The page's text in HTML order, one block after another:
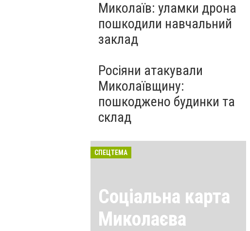
Миколаїв: уламки дрона
пошкодили навчальний
заклад
Росіяни атакували
Миколаївщину:
пошкоджено будинки та
склад
СПЕЦТЕМА
Соціальна карта
Миколаєва